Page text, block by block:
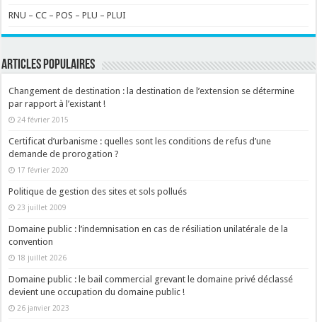
RNU – CC – POS – PLU – PLUI
ARTICLES POPULAIRES
Changement de destination : la destination de l’extension se détermine
par rapport à l’existant !
24 février 2015
Certificat d’urbanisme : quelles sont les conditions de refus d’une
demande de prorogation ?
17 février 2020
Politique de gestion des sites et sols pollués
23 juillet 2009
Domaine public : l’indemnisation en cas de résiliation unilatérale de la
convention
18 juillet 2026
Domaine public : le bail commercial grevant le domaine privé déclassé
devient une occupation du domaine public !
26 janvier 2023